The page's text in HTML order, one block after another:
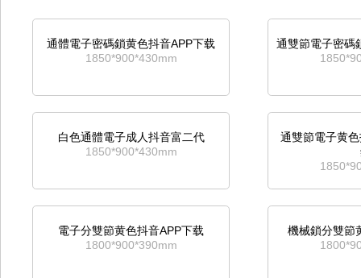
通體電子密碼鎖黄色抖音APP下载
1850*900*430mm
通雙節電子密碼
白色通體電子成人抖音富二代
1850*900*430mm
通雙節電子黄
電子分雙節黄色抖音APP下载
1800*900*390mm
機械鎖分雙節